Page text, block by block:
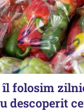
folosim
descoperit